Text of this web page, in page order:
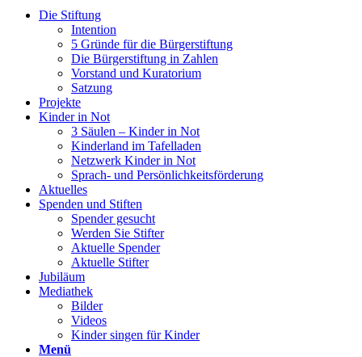
Die Stiftung
Intention
5 Gründe für die Bürgerstiftung
Die Bürgerstiftung in Zahlen
Vorstand und Kuratorium
Satzung
Projekte
Kinder in Not
3 Säulen – Kinder in Not
Kinderland im Tafelladen
Netzwerk Kinder in Not
Sprach- und Persönlichkeits­förderung
Aktuelles
Spenden und Stiften
Spender gesucht
Werden Sie Stifter
Aktuelle Spender
Aktuelle Stifter
Jubiläum
Mediathek
Bilder
Videos
Kinder singen für Kinder
Menü